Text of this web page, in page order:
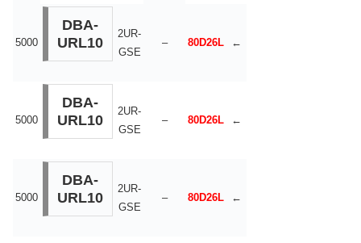
5000
DBA-
URL10
2UR-
GSE
– 80D26L ←
5000
DBA-
URL10
2UR-
GSE
– 80D26L ←
5000
DBA-
URL10
2UR-
GSE
– 80D26L ←